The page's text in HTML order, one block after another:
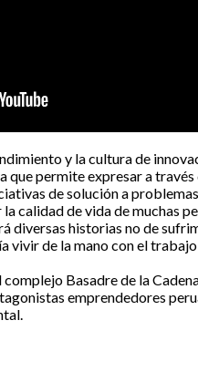
y la cultura de
que permite expresar a
de solución a
calidad de vida de muchas
diversas historias no de
vivir de la mano con el
Basadre de la
emprendedores